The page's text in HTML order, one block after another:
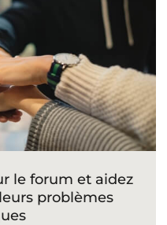
le forum et aidez
problèmes